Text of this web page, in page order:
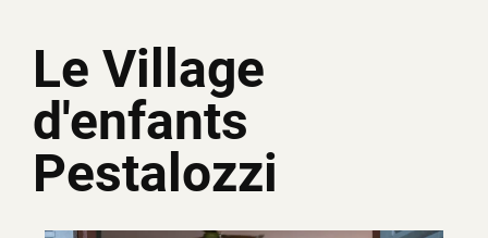
Le Village
d'enfants
Pestalozzi